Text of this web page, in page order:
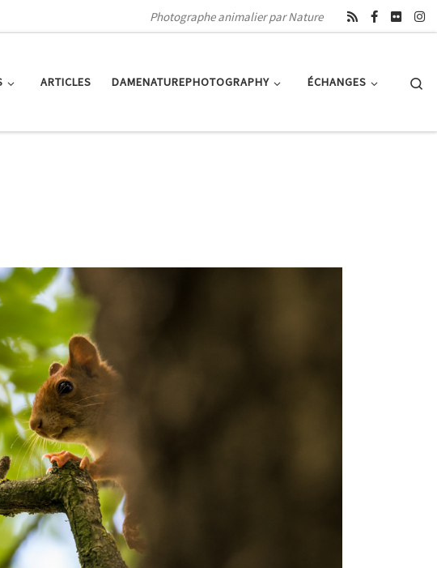
Photographe animalier par Nature
ARTICLES DAMENATUREPHOTOGRAPHY ÉCHANGES